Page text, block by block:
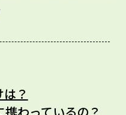
聞くことが求めら
と思います。ま
れられない死を経
持って取り組め
？
わっているの？